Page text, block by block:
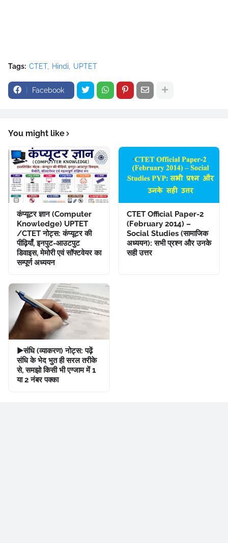
Tags: CTET Hindi UPTET
Facebook
You might like
कंप्यूटर ज्ञान (Computer
Knowledge) UPTET
/CTET नोट्स: कंप्यूटर की
पीढ़ियाँ, इनपुट-आउटपुट
डिवाइस, मेमोरी एवं सॉफ्टवेयर का
सम्पूर्ण अध्ययन
CTET Official Paper-2
(February 2014) –
Social Studies (सामाजिक
अध्ययन): सभी प्रश्न और उनके
सही उत्तर
▶संधि (व्याकरण) नोट्स: पढ़ें
संधि के भेद भुत ही सरल तरीके
से, समझो किसी भी एग्जाम में 1
या 2 नंबर पक्का